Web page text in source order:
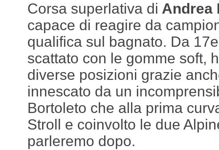
Corsa superlativa di Andrea
capace di reagire da
qualifica sul bagnato. Da
scattato con le gomme soft,
diverse posizioni grazie
innescato da un
Bortoleto che alla prima
Stroll e coinvolto le due
parleremo dopo.